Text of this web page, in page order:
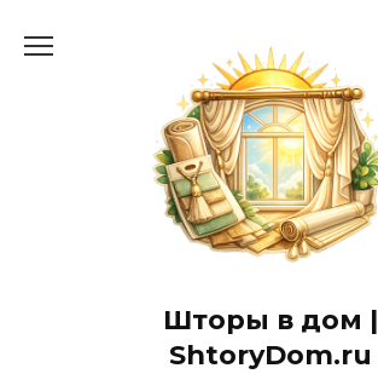
Шторы в дом |
ShtoryDom.ru